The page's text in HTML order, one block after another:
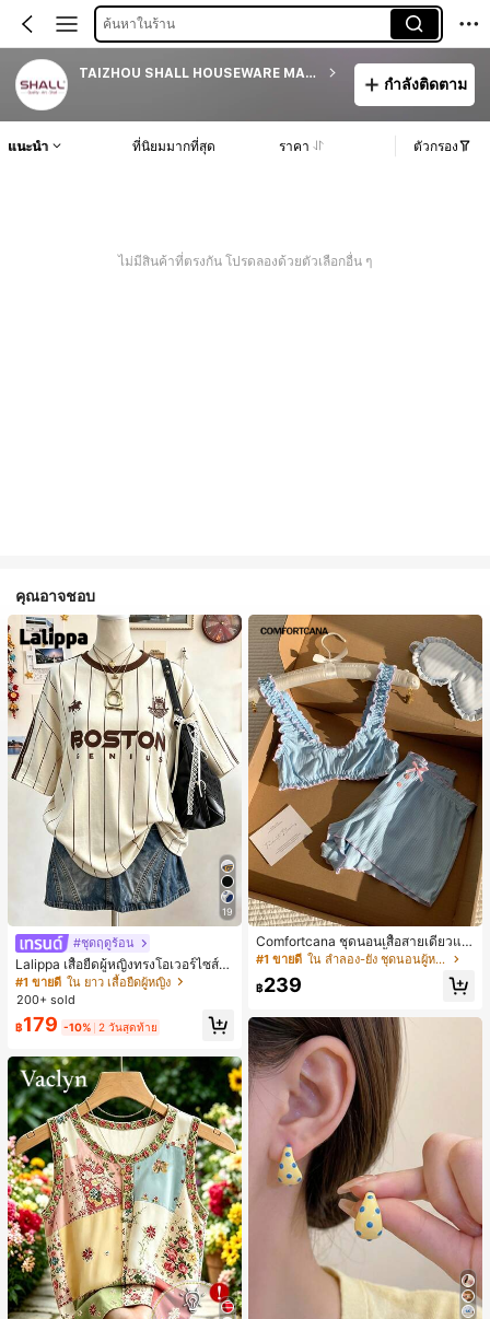
ค้นหาในร้าน
TAIZHOU SHALL HOUSEWARE MANUFACTURING INC
กำลังติดตาม
แนะนำ ที่นิยมมากที่สุด ราคา ตัวกรอง
ไม่มีสินค้าที่ตรงกัน โปรดลองด้วยตัวเลือกอื่น ๆ
คุณอาจชอบ
19
#ชุดฤดูร้อน
Lalippa เสื้อยืดผู้หญิงทรงโอเวอร์ไซส์ค
วามยาวกลาง คอกลม ไหล่ตก ลายพิมพ์
ตัวอักษรและลายทางแนวตั้ง สไตล์แฟชั่
นมินิมอล ของขวัญให้เพื่อน
#1 ขายดี ใน ยาว เสื้อยืดผู้หญิง
200+ sold
฿179 -10% 2 วันสุดท้าย
Comfortcana ชุดนอนเสื้อสายเดี่ยวแต่
งระบายและกางเกงขาสั้นสำหรับผู้หญิง
#1 ขายดี ใน ลำลอง-ยัง ชุดนอนผู้หญิง
฿239